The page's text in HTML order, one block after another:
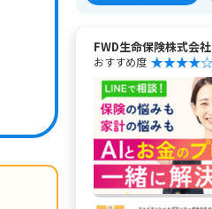
FWD生命保険株式会社
おすすめ度